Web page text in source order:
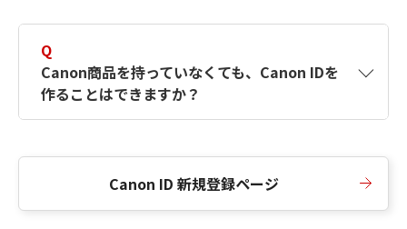
Q
Canon商品を持っていなくても、Canon IDを
作ることはできますか？
Canon ID 新規登録ページ